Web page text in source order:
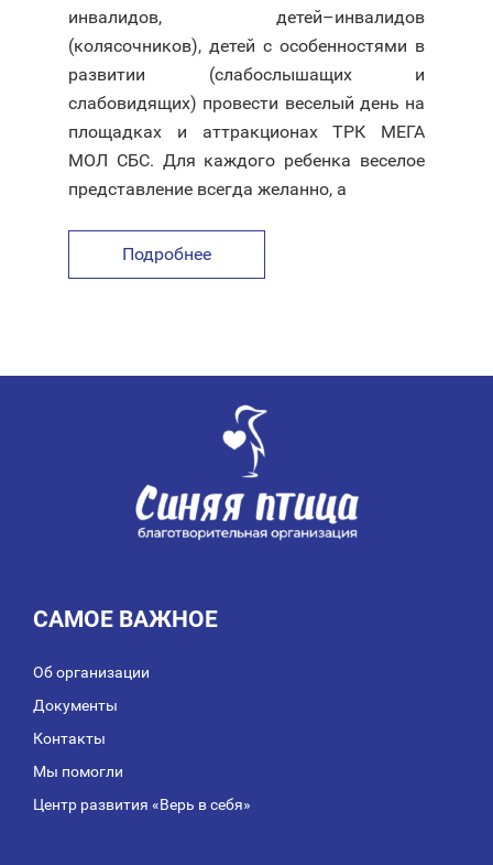
инвалидов, детей–инвалидов
(колясочников), детей с особенностями в
развитии (слабослышащих и
слабовидящих) провести веселый день на
площадках и аттракционах ТРК МЕГА
МОЛ СБС. Для каждого ребенка веселое
представление всегда желанно, а
Подробнее
САМОЕ ВАЖНОЕ
Об организации
Документы
Контакты
Мы помогли
Центр развития «Верь в себя»